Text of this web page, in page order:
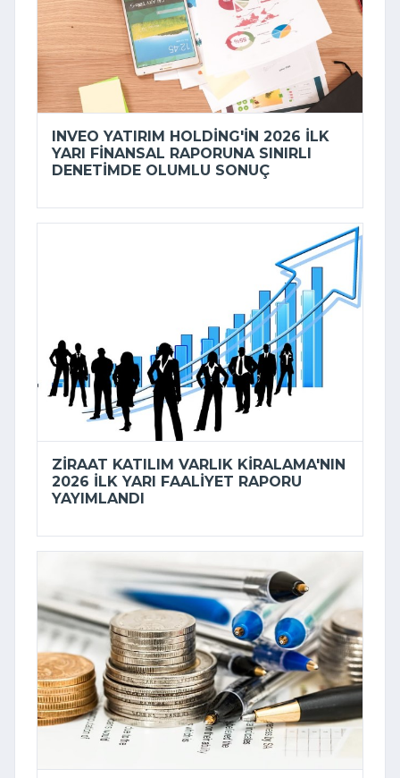
INVEO YATIRIM HOLDING'IN 2026 ILK
YARI FINANSAL RAPORUNA SINIRLI
DENETIMDE OLUMLU SONUÇ
ZIRAAT KATILIM VARLIK KIRALAMA'NIN
2026 ILK YARI FAALIYET RAPORU
YAYIMLANDI